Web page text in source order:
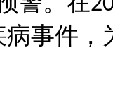
病事件